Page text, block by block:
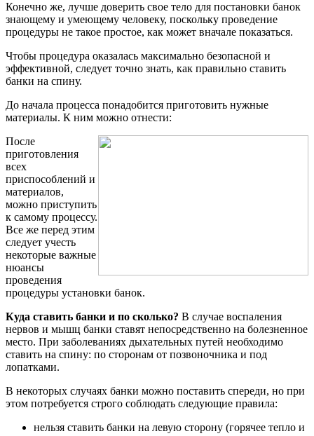
Конечно же, лучше доверить свое тело для постановки банок
знающему и умеющему человеку, поскольку проведение
процедуры не такое простое, как может вначале показаться.
Чтобы процедура оказалась максимально безопасной и
эффективной, следует точно знать, как правильно ставить
банки на спину.
До начала процесса понадобится приготовить нужные
материалы. К ним можно отнести:
После
приготовления
всех
приспособлений и
материалов,
можно приступить
к самому процессу.
Все же перед этим
следует учесть
некоторые важные
нюансы
проведения
процедуры установки банок.
Куда ставить банки и по сколько? В случае воспаления
нервов и мышц банки ставят непосредственно на болезненное
место. При заболеваниях дыхательных путей необходимо
ставить на спину: по сторонам от позвоночника и под
лопатками.
В некоторых случаях банки можно поставить спереди, но при
этом потребуется строго соблюдать следующие правила:
нельзя ставить банки на левую сторону (горячее тепло и